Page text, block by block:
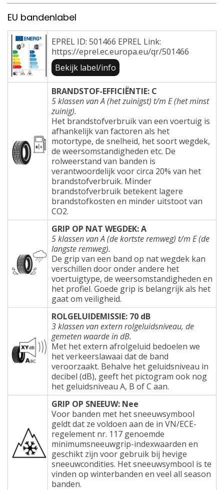
EU bandenlabel
EPREL ID: 501466 EPREL Link:
https://eprel.ec.europa.eu/qr/501466
Bekijk label/info
BRANDSTOF-EFFICIËNTIE: C
5 klassen van A (het zuinigst) t/m E (het minst
zuinig).
Het brandstofverbruik van een voertuig is
afhankelijk van factoren als het
motortype, de snelheid, het soort wegdek,
de weersomstandigheden etc. De
rolweerstand van banden is
verantwoordelijk voor circa 20% van het
brandstofverbruik. Minder
brandstofverbruik betekent lagere
brandstofkosten en minder uitstoot van
CO2.
GRIP OP NAT WEGDEK: A
5 klassen van A (de kortste remweg) t/m E (de
langste remweg).
De grip van een band op nat wegdek kan
verschillen door onder andere het
voertuigtype, de weersomstandigheden en
het profiel. Goede grip is belangrijk als het
gaat om veiligheid.
ROLGELUIDEMISSIE: 70 dB
3 klassen van extern rolgeluidsniveau, de
gemeten waarde in dB.
Met het extern afrolgeluid bedoelen we
het verkeerslawaai dat de band
veroorzaakt. Behalve het geluidsniveau in
decibel (dB), geeft het pictogram ook nog
het geluidsniveau A, B of C aan.
GRIP OP SNEEUW: Nee
Voor banden met het sneeuwsymbool
geldt dat ze voldoen aan de in VN/ECE-
regelement nr. 117 genoemde
minimumsneeuwgrip-indexwaarden en
geschikt zijn voor gebruik bij hevige
sneeuwcondities. Het sneeuwsymbool is te
vinden op winterbanden en veel all season
banden.